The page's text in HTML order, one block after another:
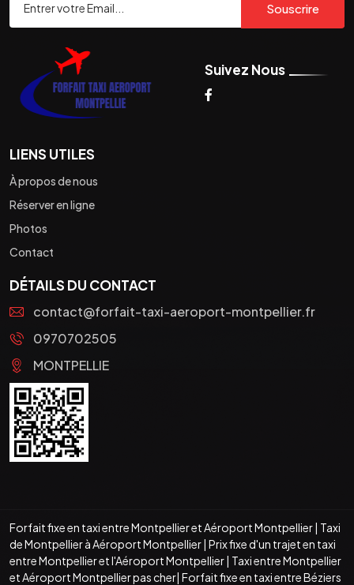
Souscrire
Suivez Nous
LIENS UTILES
À propos de nous
Réserver en ligne
Photos
Contact
DÉTAILS DU CONTACT
contact@forfait-taxi-aeroport-montpellier.fr
0970702505
MONTPELLIE
Forfait fixe en taxi entre Montpellier et Aéroport Montpellier| Taxi
de Montpellier à Aéroport Montpellier| Prix fixe d'un trajet en taxi
entre Montpellier et l'Aéroport Montpellier| Taxi entre Montpellier
et Aéroport Montpellier pas cher| Forfait fixe en taxi entre Béziers